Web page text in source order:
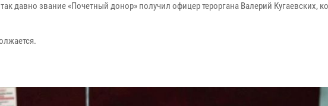
давно звание «Почетный донор» получил офицер тероргана Валерий Кугаевских,